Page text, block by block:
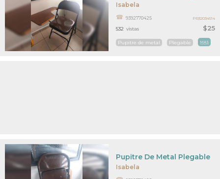
Isabela
$25
9392770425
Pupitre de metal Plegable MAS
532 vistas
PR32034514
Isabela
Pupitre De Metal Plegable